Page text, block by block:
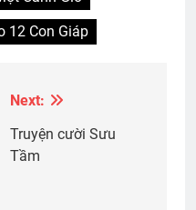
12 Con Giáp
Next:
Truyện cười Sưu
Tầm